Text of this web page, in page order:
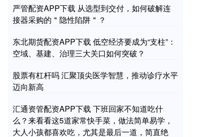
严管配资APP下载 从选型到交付，如何破解连
接器采购的＂隐性陷阱＂？
东北期货配资APP下载 低空经济要成为“支柱”：
空域、基建、治理三大关口如何突破？
股票有杠杆吗 汇聚顶尖医学智慧，推动诊疗水平
迈向新高
汇通资管配资APP下载 下班回家不知道吃什
么？来看看这5道家常快手菜，做法简单易学，
大人小孩都喜欢吃，尤其是最后一道，简直绝